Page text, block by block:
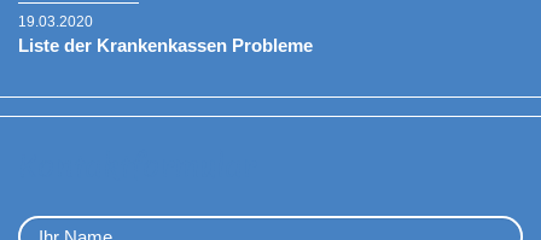
19.03.2020
Liste der Krankenkassen Probleme